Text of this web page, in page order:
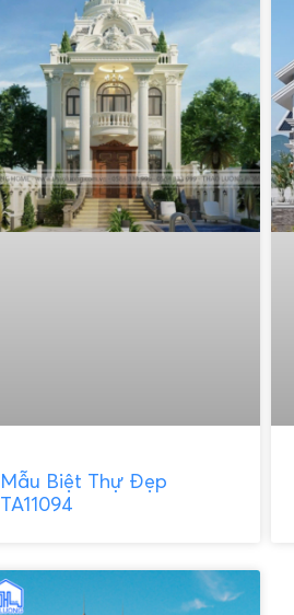
Mẫu Biệt Thự Đẹp
TA11094